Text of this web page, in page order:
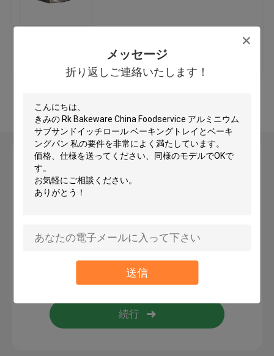
メッセージ
折り返しご連絡いたします！
送信
業務用マフィンパン
アルミケーキパン
業務用耐熱皿
ベーキング皿のトロリー
商業食糧機械
業務用ベーカリー機器
ベストプライス
メッセージ
折り返しご連絡いたします！